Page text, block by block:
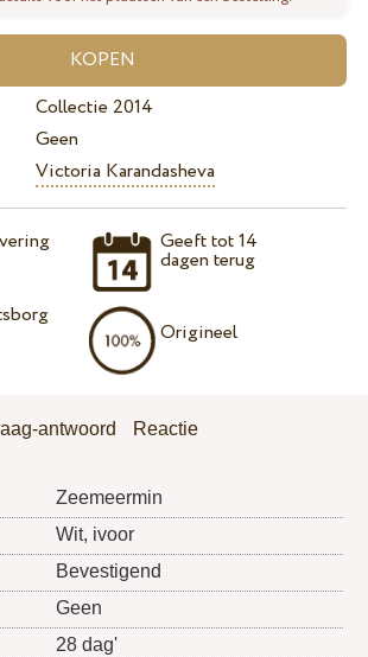
Collectie 2014
Geen
Victoria Karandasheva
Geeft tot 14
dagen terug
Origineel
antwoord Reactie
Zeemeermin
Wit, ivoor
Bevestigend
Geen
28 dag'